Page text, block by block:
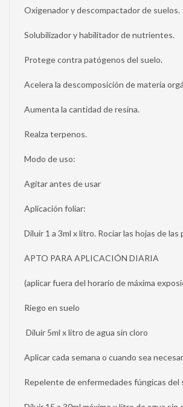
Oxigenador y descompactador de suelos.
Solubilizador y habilitador de nutrientes.
Protege contra patógenos del suelo.
Acelera la descomposición de materia
Aumenta la cantidad de resina.
Realza terpenos.
Modo de uso:
Agitar antes de usar
Aplicación foliar:
Diluir 1 a 3ml x litro. Rociar las hojas de las
APTO PARA APLICACIÓN DIARIA
(aplicar fuera del horario de máxima
Riego en suelo
Diluir 5ml x litro de agua sin cloro
Aplicar cada semana o cuando sea
Repelente de enfermedades fúngicas del